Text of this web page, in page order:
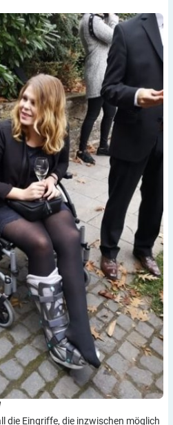
die Eingriffe, die inzwischen möglich